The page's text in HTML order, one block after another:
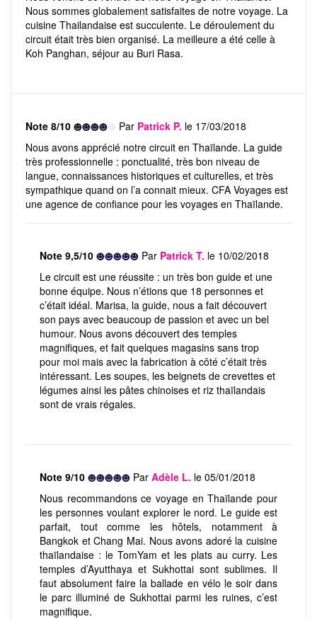
Nous sommes globalement satisfaites de notre voyage. La
cuisine Thailandaise est succulente. Le déroulement du
circuit était très bien organisé. La meilleure a été celle à
Koh Panghan, séjour au Buri Rasa.
Note 8/10 Par Patrick P. le 17/03/2018
Nous avons apprécié notre circuit en Thaïlande. La guide
très professionnelle : ponctualité, très bon niveau de
langue, connaissances historiques et culturelles, et très
sympathique quand on l’a connait mieux. CFA Voyages est
une agence de confiance pour les voyages en Thaïlande.
Note 9,5/10 Par Patrick T. le 10/02/2018
Le circuit est une réussite : un très bon guide et une
bonne équipe. Nous n’étions que 18 personnes et
c’était idéal. Marisa, la guide, nous a fait découvert
son pays avec beaucoup de passion et avec un bel
humour. Nous avons découvert des temples
magnifiques, et fait quelques magasins sans trop
pour moi mais avec la fabrication à côté c’était très
intéressant. Les soupes, les beignets de crevettes et
légumes ainsi les pâtes chinoises et riz thaïlandais
sont de vrais régales.
Note 9/10 Par Adèle L. le 05/01/2018
Nous recommandons ce voyage en Thaïlande pour
les personnes voulant explorer le nord. Le guide est
parfait, tout comme les hôtels, notamment à
Bangkok et Chang Mai. Nous avons adoré la cuisine
thaïlandaise : le TomYam et les plats au curry. Les
temples d’Ayutthaya et Sukhottai sont sublimes. Il
faut absolument faire la ballade en vélo le soir dans
le parc illuminé de Sukhottai parmi les ruines, c’est
magnifique.